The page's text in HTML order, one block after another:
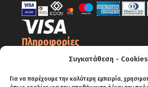
Συγκατάθεση - Cookies
Για να παρέχουμε την καλύτερη εμπειρία,
Πληροφορίες
Ο Λογαριασμός μου
Όροι Χρήσης